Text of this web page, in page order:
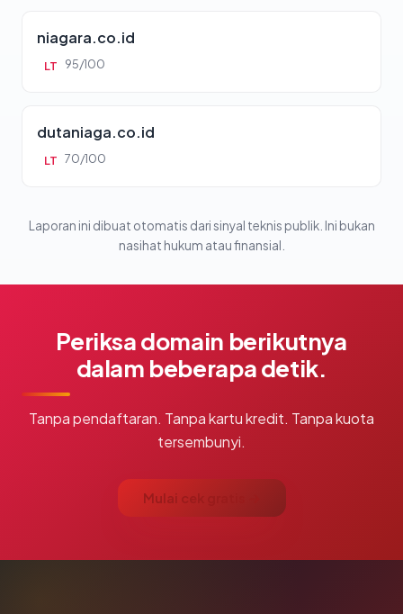
niagara.co.id
LT 95/100
dutaniaga.co.id
LT 70/100
Laporan ini dibuat otomatis dari sinyal teknis publik. Ini bukan
nasihat hukum atau finansial.
Periksa domain berikutnya
dalam beberapa detik.
Tanpa pendaftaran. Tanpa kartu kredit. Tanpa kuota
tersembunyi.
Mulai cek gratis →